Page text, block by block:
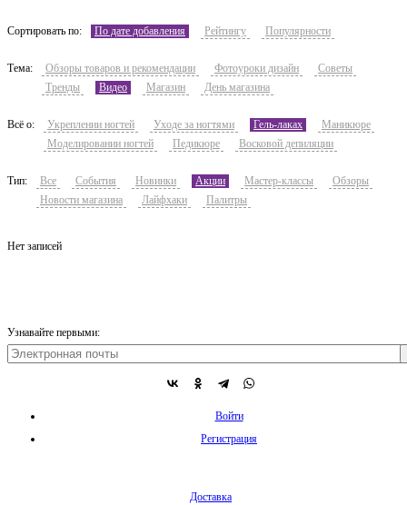
Сортировать по: По дате добавления Рейтингу Популярности
Тема: Обзоры товаров и рекомендации Фотоуроки дизайн
Советы
Тренды
Видео Магазин День магазина
Всё о: Укреплении ногтей Уходе за ногтями Гель-лаках
Маникюре
Моделировании ногтей
Педикюре Восковой депиляции
Тип: Все События Новинки Акции Мастер-классы
Обзоры
Новости магазина
Лайфхаки Палитры
Нет записей
Узнавайте первыми:
Войти
Регистрация
Доставка